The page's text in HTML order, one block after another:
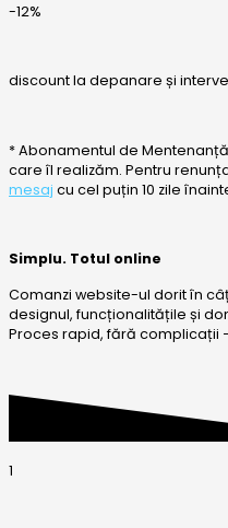
-12%
discount la depanare și
* Abonamentul de
care îl realizăm. Pentru
mesaj cu cel puțin 10 zile
Simplu. Totul online
Comanzi website-ul dorit în
designul, funcționalitățile și
Proces rapid, fără complicații
1